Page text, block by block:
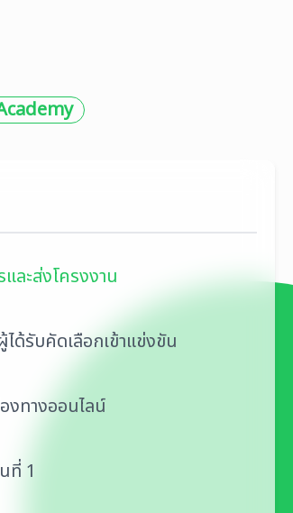
ละส่งโครงงาน
ด้รับคัดเลือกเข้าแข่งขัน
งทางออนไลน์
ที่ 1